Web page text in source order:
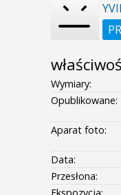
Wymiary:
Opublikowane:
Aparat foto:
Data:
Przesłona: